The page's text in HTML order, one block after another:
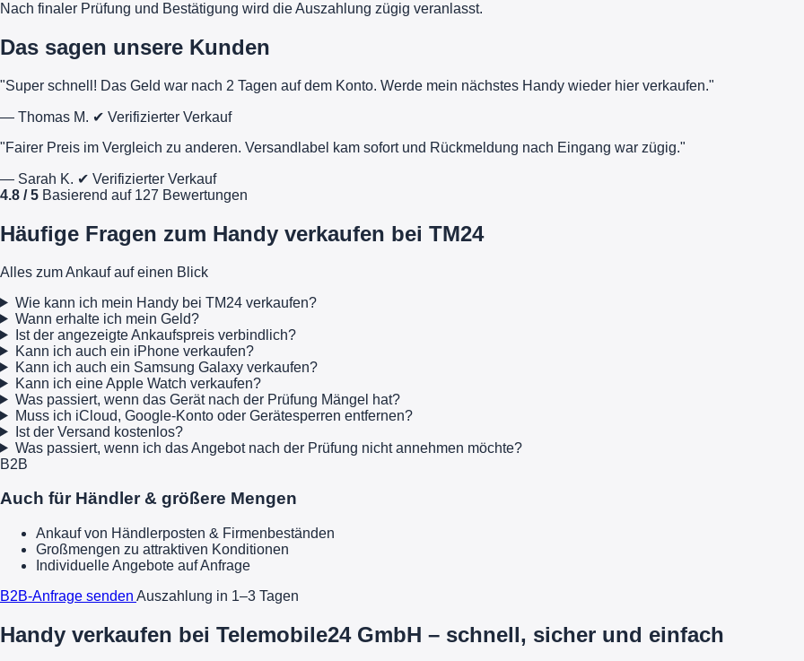
Nach finaler Prüfung und Bestätigung wird die Auszahlung zügig veranlasst.
Das sagen unsere Kunden
"Super schnell! Das Geld war nach 2 Tagen auf dem Konto. Werde mein nächstes Handy wieder hier verkaufen."
— Thomas M. ✔ Verifizierter Verkauf
"Fairer Preis im Vergleich zu anderen. Versandlabel kam sofort und Rückmeldung nach Eingang war zügig."
— Sarah K. ✔ Verifizierter Verkauf
4.8 / 5 Basierend auf 127 Bewertungen
Häufige Fragen zum Handy verkaufen bei TM24
Alles zum Ankauf auf einen Blick
Wie kann ich mein Handy bei TM24 verkaufen?
Wann erhalte ich mein Geld?
Ist der angezeigte Ankaufspreis verbindlich?
Kann ich auch ein iPhone verkaufen?
Kann ich auch ein Samsung Galaxy verkaufen?
Kann ich eine Apple Watch verkaufen?
Was passiert, wenn das Gerät nach der Prüfung Mängel hat?
Muss ich iCloud, Google-Konto oder Gerätesperren entfernen?
Ist der Versand kostenlos?
Was passiert, wenn ich das Angebot nach der Prüfung nicht annehmen möchte?
B2B
Auch für Händler & größere Mengen
Ankauf von Händlerposten & Firmenbeständen
Großmengen zu attraktiven Konditionen
Individuelle Angebote auf Anfrage
B2B-Anfrage senden Auszahlung in 1–3 Tagen
Handy verkaufen bei Telemobile24 GmbH – schnell, sicher und einfach